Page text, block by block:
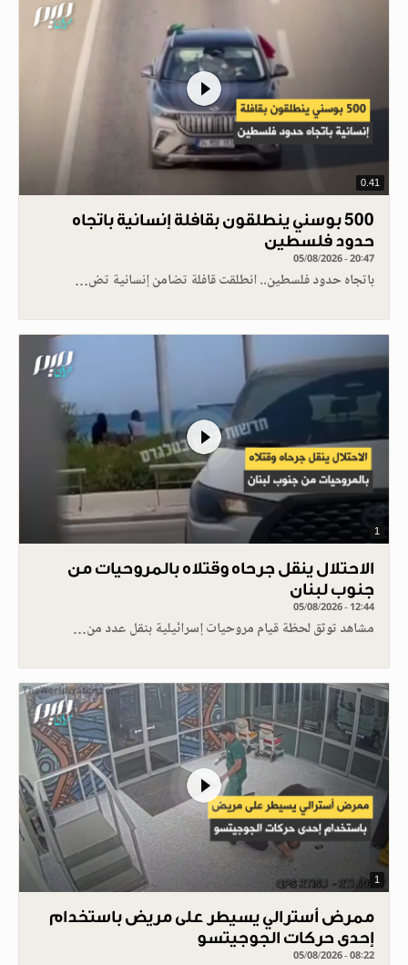
0.41
500 بوسني ينطلقون بقافلة إنسانية باتجاه
حدود فلسطين
05/08/2026 - 20:47
باتجاه حدود فلسطين.. انطلقت قافلة تضامن إنسانية تض…
1
الاحتلال ينقل جرحاه وقتلاه بالمروحيات من
جنوب لبنان
05/08/2026 - 12:44
مشاهد توثق لحظة قيام مروحيات إسرائيلية بنقل عدد من…
1
ممرض أسترالي يسيطر على مريض باستخدام
إحدى حركات الجوجيتسو
05/08/2026 - 08:22